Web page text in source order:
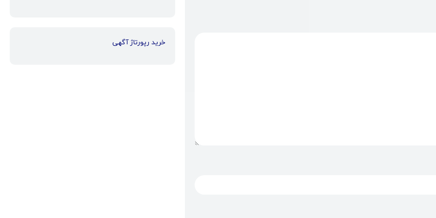
خرید رپورتاژ آگهی